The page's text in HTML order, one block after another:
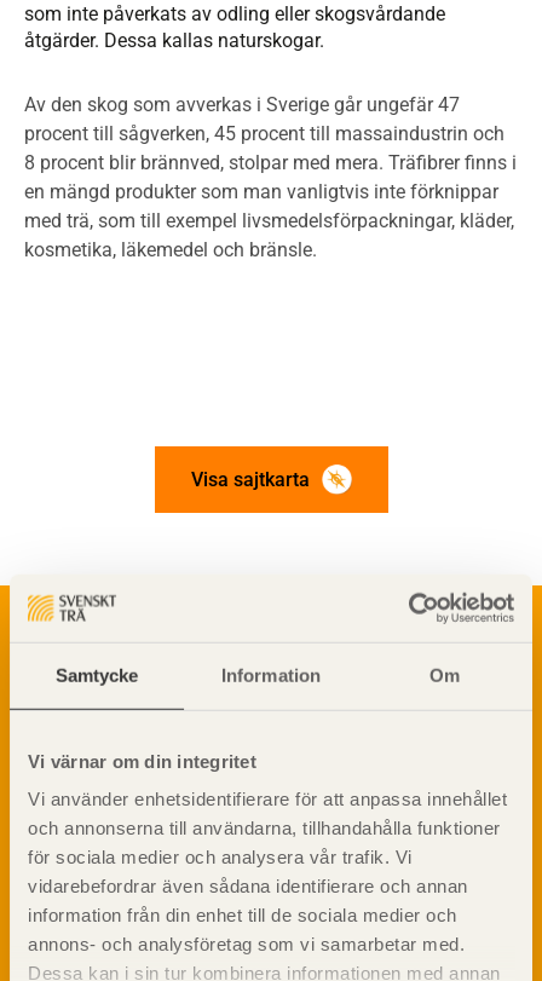
Samtycke Information Om
Vi värnar om din integritet
Vi använder enhetsidentifierare för att anpassa innehållet
och annonserna till användarna, tillhandahålla funktioner
för sociala medier och analysera vår trafik. Vi
vidarebefordrar även sådana identifierare och annan
information från din enhet till de sociala medier och
annons- och analysföretag som vi samarbetar med.
Dessa kan i sin tur kombinera informationen med annan
som inte påverkats av odling eller skogsvårdande
åtgärder. Dessa kallas naturskogar.
Av den skog som avverkas i Sverige går ungefär 47
procent till sågverken, 45 procent till massaindustrin och
8 procent blir brännved, stolpar med mera. Träfibrer finns i
en mängd produkter som man vanligtvis inte förknippar
med trä, som till exempel livsmedelsförpackningar, kläder,
kosmetika, läkemedel och bränsle.
Visa sajtkarta
Om trä
Skogsbruk
Barrträdets uppbyggnad
Träets egenskaper och kvalitet
Träbaserade produkter
Fakta om Limträ
Byggfysik
Fukt
Värmeisolering och lufttäthet
TräGuiden är den digitala handboken för trä och
Dela på
Prenumerera på TräGuidens nyhetsbrev!